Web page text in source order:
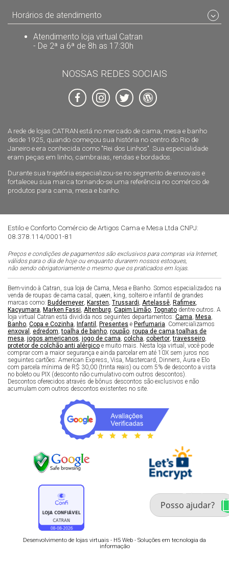
A rede de lojas CATRAN está no mercado de cama, mesa e banho
desde 1925, quando começou sua história no centro do Rio de
Janeiro e era conhecida como "Rei dos Linhos". Sua especialidade
eram peças em linho, cambraias, rendas e bordados.
Durante sua trajetória especializou-se no segmento de enxovais e
fortaleceu sua marca tornando-se uma referência no comércio de
produtos para cama, mesa e banho.
Horários de atendimento
Atendimento loja virtual Catran
- De 2ª a 6ª de 8h as 17:30h
NOSSAS REDES SOCIAIS
Estilo e Conforto Comércio de Artigos Cama e Mesa Ltda CNPJ:
08.378.114/0001-81
Preços e condições de pagamentos são exclusivos para compras via Internet,
válidos para o dia de hoje ou enquanto durarem nossos estoques,
não sendo obrigatoriamente o mesmo que os praticados em lojas.
Bem-vindo à Catran, sua loja de Cama, Mesa e Banho. Somos especializados na
venda de roupas de cama casal, queen, king, solteiro e infantil de grandes
marcas como: Buddemeyer, Karsten, Trussardi, Artelassê, Rafimex,
Kacyumara, Marken Fassi, Altenburg, Capim Limão, Tognato dentre outros. A
loja virtual Catran está dividida nos seguintes departamentos: Cama, Mesa,
Banho, Copa e Cozinha, Infantil , Presentes e Perfumaria. Comercializamos
enxoval , edredom,toalha de banho, roupão, roupa de cama,toalhas de
mesa, jogos americanos, jogo de cama, colcha, cobertor,travesseiro,
protetor de colchão anti alérgico e muito mais. Nesta loja virtual, você pode
comprar com a maior segurança e ainda parcelar em até 10X sem juros nos
seguintes cartões: American Express, Visa, Mastercard, Dinners, Aura e Elo
com parcela mínima de R$ 30,00 (trinta reais) ou com 5% de desconto a vista
no boleto ou PIX (desconto não cumulativo com outros descontos).
Descontos oferecidos através de bônus descontos são exclusivos e não
acumulam com outros descontos existentes no site.
Desenvolvimento de lojas virtuais - H5 Web - Soluções em tecnologia da
informação
Fale com um especialista
enxoval